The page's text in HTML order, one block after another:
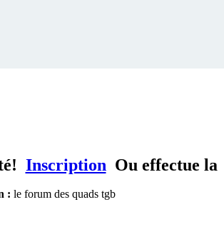
InscriptionOu effectue la
: le forum des quads tgb